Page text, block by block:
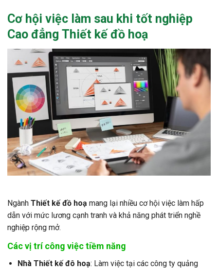
Cơ hội việc làm sau khi tốt nghiệp
Cao đẳng Thiết kế đồ hoạ
Ngành Thiết kế đồ hoạ mang lại nhiều cơ hội việc làm hấp
dẫn với mức lương cạnh tranh và khả năng phát triển nghề
nghiệp rộng mở.
Các vị trí công việc tiềm năng
Nhà Thiết kế đô hoạ: Làm việc tại các công ty quảng